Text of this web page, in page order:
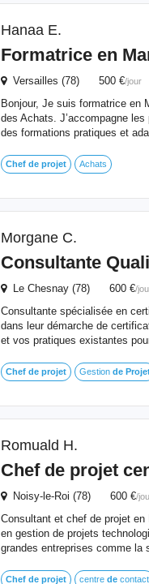
Hanaa E.
Formatrice en
Versailles (78) 500 €/jour
Bonjour, Je suis formatrice en
des Achats. J’accompagne
des formations pratiques et
Chef de projet Achats
Morgane C.
Consultante
Le Chesnay (78) 600 €/
Consultante spécialisée en
dans leur démarche de
et vos pratiques existantes
Chef de projet Gestion de
Romuald H.
Chef de projet
Noisy-le-Roi (78) 600 €/
Consultant et chef de projet en
en gestion de projets
grandes entreprises comme la
Chef de projet centre decontact